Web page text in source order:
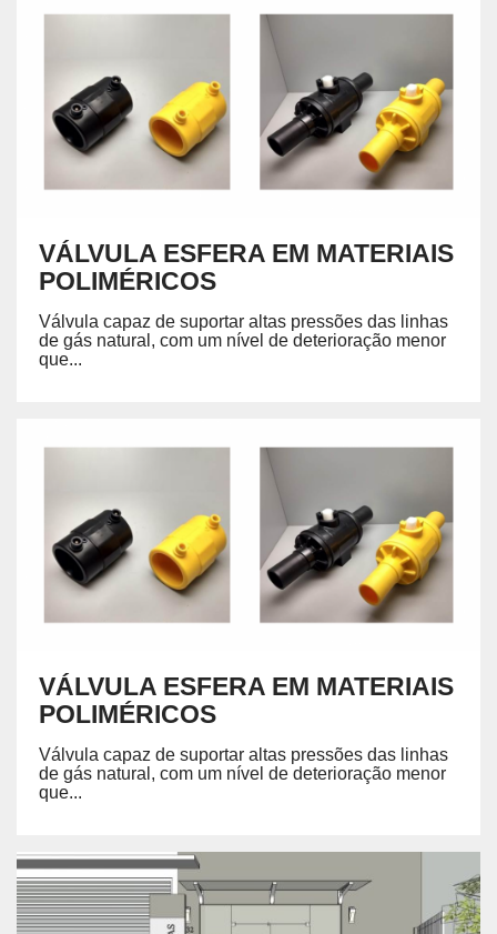
VÁLVULA ESFERA EM MATERIAIS
POLIMÉRICOS
Válvula capaz de suportar altas pressões das linhas
de gás natural, com um nível de deterioração menor
que...
VÁLVULA ESFERA EM MATERIAIS
POLIMÉRICOS
Válvula capaz de suportar altas pressões das linhas
de gás natural, com um nível de deterioração menor
que...